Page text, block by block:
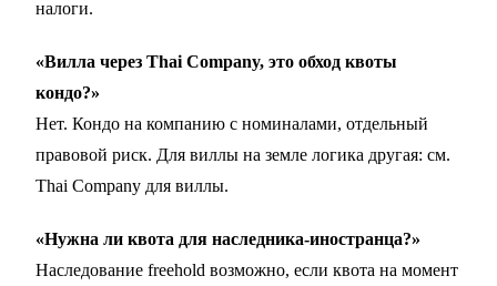
налоги.
«Вилла через Thai Company, это обход квоты
кондо?»
Нет. Кондо на компанию с номиналами, отдельный
правовой риск. Для виллы на земле логика другая: см.
Thai Company для виллы.
«Нужна ли квота для наследника-иностранца?»
Наследование freehold возможно, если квота на момент